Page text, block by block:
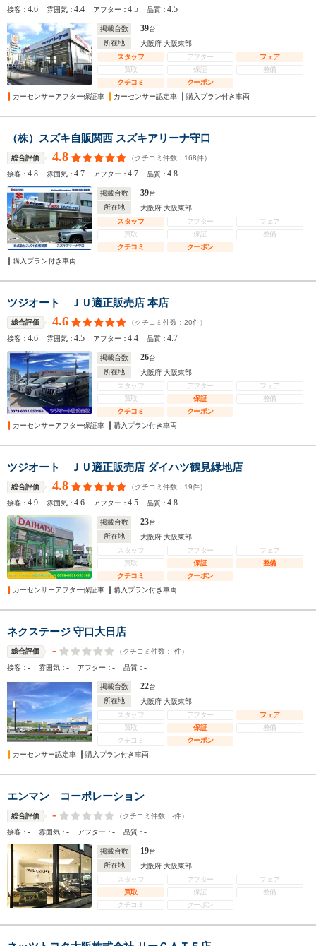
接客：4.6 雰囲気：4.4 アフター：4.5 品質：4.5
掲載台数 39台
所在地
大阪府 大阪東部
スタッフ
アフター
フェア
買取
保証
整備
クチコミ
クーポン
カーセンサーアフター保証車
カーセンサー認定車 購入プラン付き車両
（株）スズキ自販関西 スズキアリーナ守口
総合評価 4.8 （クチコミ件数： 168件）
接客：4.8 雰囲気：4.7 アフター：4.7 品質：4.8
掲載台数 39台
所在地
大阪府 大阪東部
スタッフ
アフター
フェア
買取
保証
整備
クチコミ
クーポン
購入プラン付き車両
ツジオート ＪＵ適正販売店 本店
総合評価 4.6 （クチコミ件数： 20件）
接客：4.6 雰囲気：4.5 アフター：4.4 品質：4.7
掲載台数 26台
所在地
大阪府 大阪東部
スタッフ
アフター
フェア
買取
保証
整備
クチコミ
クーポン
カーセンサーアフター保証車
購入プラン付き車両
ツジオート ＪＵ適正販売店 ダイハツ鶴見緑地店
総合評価 4.8 （クチコミ件数： 19件）
接客：4.9 雰囲気：4.6 アフター：4.5 品質：4.8
掲載台数 23台
所在地
大阪府 大阪東部
スタッフ
アフター
フェア
買取
保証
整備
クチコミ
クーポン
カーセンサーアフター保証車
購入プラン付き車両
ネクステージ 守口大日店
総合評価 - （クチコミ件数： -件）
接客：- 雰囲気：- アフター：- 品質：-
掲載台数 22台
所在地
大阪府 大阪東部
スタッフ
アフター
フェア
買取
保証
整備
クチコミ
クーポン
カーセンサー認定車
購入プラン付き車両
エンマン コーポレーション
総合評価 - （クチコミ件数： -件）
接客：- 雰囲気：- アフター：- 品質：-
掲載台数 19台
所在地
大阪府 大阪東部
スタッフ
アフター
フェア
買取
保証
整備
クチコミ
クーポン